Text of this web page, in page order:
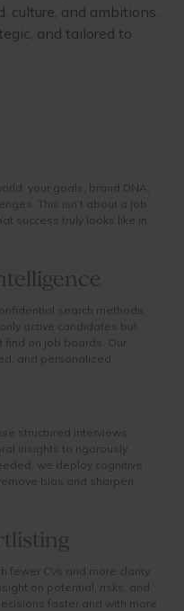
culture, and ambitions.
and tailored to
your goals, brand DNA,
This isn’t about a job
success truly looks like in
search methods,
active candidates but
on job boards. Our
and personalized.
structured interviews,
insights to rigorously
we deploy cognitive
bias and sharpen
fewer CVs and more clarity.
on potential, risks, and
faster and with more